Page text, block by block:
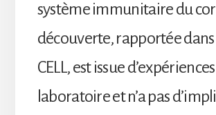
système immunitaire du
découverte, rapportée
CELL, est issue
laboratoire et n’a pas